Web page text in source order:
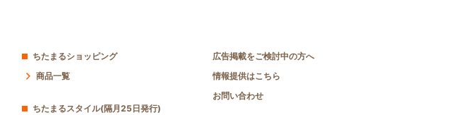
ちたまるショッピング
商品一覧
ちたまるスタイル(隔月25日発行)
広告掲載をご検討中の方へ
情報提供はこちら
お問い合わせ